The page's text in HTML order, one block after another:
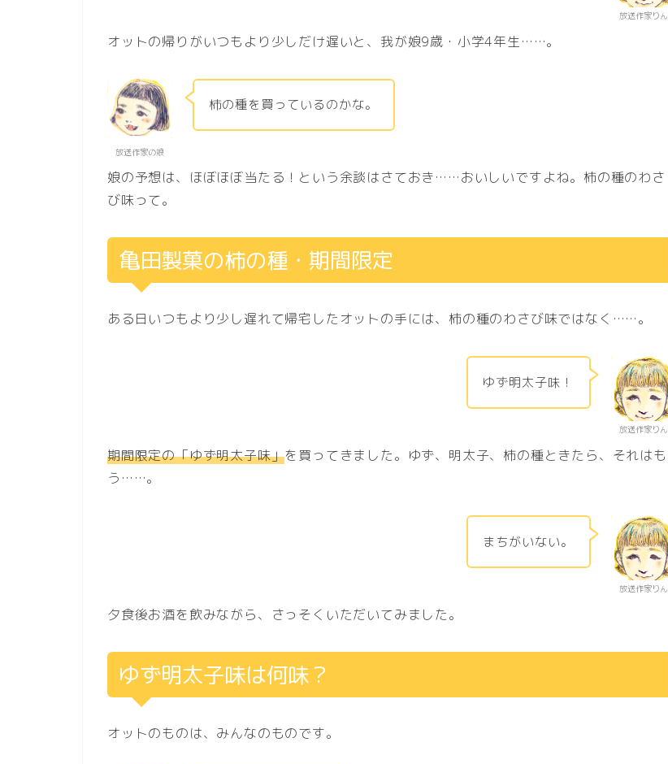
放送作家りん
オットの帰りがいつもより少しだけ遅いと、我が娘9歳・小学4年生……。
放送作家の娘
柿の種を買っているのかな。
娘の予想は、ほぼほぼ当たる！という余談はさておき……おいしいですよね。柿の種のわさ
び味って。
亀田製菓の柿の種・期間限定
ある日いつもより少し遅れて帰宅したオットの手には、柿の種のわさび味ではなく……。
放送作家りん
ゆず明太子味！
期間限定の「ゆず明太子味」を買ってきました。ゆず、明太子、柿の種ときたら、それはも
う……。
放送作家りん
まちがいない。
夕食後お酒を飲みながら、さっそくいただいてみました。
ゆず明太子味は何味？
オットのものは、みんなのものです。